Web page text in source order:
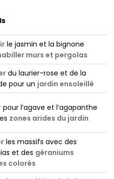
le jasmin et la bignone
murs et pergolas
du laurier-rose et de la
pour un jardin ensoleillé
pour l’agave et l’agapanthe
zones arides du jardin
les massifs avec des
et des géraniums
colorés